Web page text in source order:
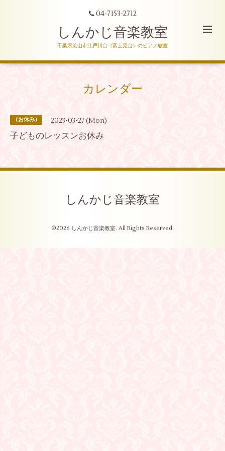
04-7153-2712
しんかじ音楽教室
千葉県流山市江戸川台（富士見台）のピアノ教室
カレンダー
（お休み） 2023-03-27 (Mon)
子どものレッスンお休み
しんかじ音楽教室
©2026 しんかじ音楽教室. All Rights Reserved.